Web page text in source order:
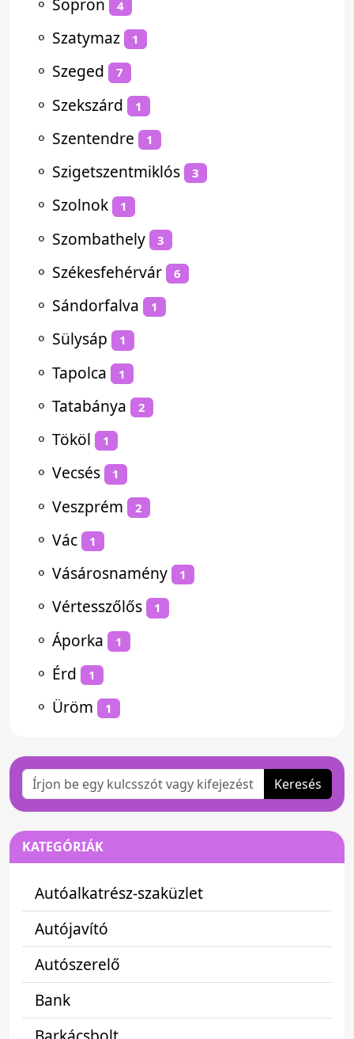
4
⚬ Szatymaz 1
⚬ Szeged 7
⚬ Szekszárd 1
⚬ Szentendre 1
⚬ Szigetszentmiklós 3
⚬ Szolnok 1
⚬ Szombathely 3
⚬ Székesfehérvár 6
⚬ Sándorfalva 1
⚬ Sülysáp 1
⚬ Tapolca 1
⚬ Tatabánya 2
⚬ Tököl 1
⚬ Vecsés 1
⚬ Veszprém 2
⚬ Vác 1
⚬ Vásárosnamény 1
⚬ Vértesszőlős 1
⚬ Áporka 1
⚬ Érd 1
⚬ Üröm 1
Keresés
KATEGÓRIÁK
Autóalkatrész-szaküzlet
Autójavító
Autószerelő
Bank